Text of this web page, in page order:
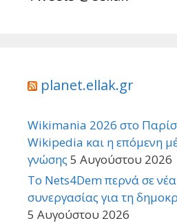
planet.ellak.gr
Wikimania 2026 στο
Wikipedia και η επόμενη
γνώσης 5 Αυγούστου 2026
Το Nets4Dem περνά σε
συνεργασίας για τη
5 Αυγούστου 2026